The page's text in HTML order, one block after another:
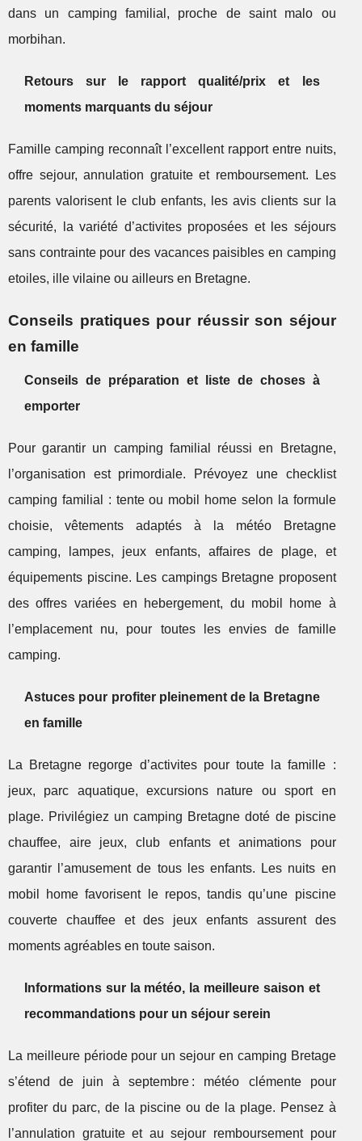
dans un camping familial, proche de saint malo ou
morbihan.
Retours sur le rapport qualité/prix et les
moments marquants du séjour
Famille camping reconnaît l’excellent rapport entre nuits,
offre sejour, annulation gratuite et remboursement. Les
parents valorisent le club enfants, les avis clients sur la
sécurité, la variété d’activites proposées et les séjours
sans contrainte pour des vacances paisibles en camping
etoiles, ille vilaine ou ailleurs en Bretagne.
Conseils pratiques pour réussir son séjour
en famille
Conseils de préparation et liste de choses à
emporter
Pour garantir un camping familial réussi en Bretagne,
l’organisation est primordiale. Prévoyez une checklist
camping familial : tente ou mobil home selon la formule
choisie, vêtements adaptés à la météo Bretagne
camping, lampes, jeux enfants, affaires de plage, et
équipements piscine. Les campings Bretagne proposent
des offres variées en hebergement, du mobil home à
l’emplacement nu, pour toutes les envies de famille
camping.
Astuces pour profiter pleinement de la Bretagne
en famille
La Bretagne regorge d’activites pour toute la famille :
jeux, parc aquatique, excursions nature ou sport en
plage. Privilégiez un camping Bretagne doté de piscine
chauffee, aire jeux, club enfants et animations pour
garantir l’amusement de tous les enfants. Les nuits en
mobil home favorisent le repos, tandis qu’une piscine
couverte chauffee et des jeux enfants assurent des
moments agréables en toute saison.
Informations sur la météo, la meilleure saison et
recommandations pour un séjour serein
La meilleure période pour un sejour en camping Bretage
s’étend de juin à septembre : météo clémente pour
profiter du parc, de la piscine ou de la plage. Pensez à
l’annulation gratuite et au sejour remboursement pour